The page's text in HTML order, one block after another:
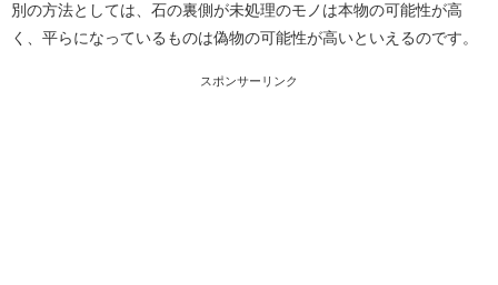
別の方法としては、石の裏側が未処理のモノは本物の可能性が高
く、平らになっているものは偽物の可能性が高いといえるのです。
スポンサーリンク